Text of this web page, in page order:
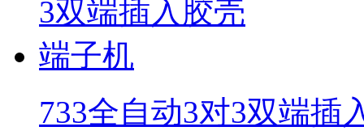
733全自动3对3双端插